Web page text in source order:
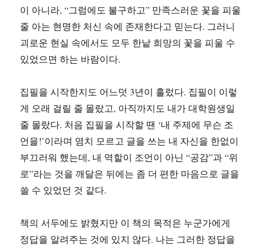
이 아니라, “그럼에도 불구하고” 만족스러운 꽃을 피울
줄 아는 현명한 처신 속에 존재한다고 믿는다. 그러니
괴로운 현실 속에서도 모두 한낱 희망의 꽃을 피울 수
있었으면 하는 바람이다.
집필을 시작한지도 어느덧 3년이 흘렀다. 집필이 이렇
게 오래 걸릴 줄 몰랐고, 아직까지도 내가 대학원생일
줄 몰랐다. 처음 집필을 시작할 땐 ‘내 주제에 무슨 조
언을!’이라며 염치 모르고 글을 쓰는 내 자신을 한없이
부끄러워 했는데, 내 역할이 조언이 아닌 “공감”과 “위
로”라는 것을 깨달은 뒤에는 좀 더 편한 마음으로 글을
쓸 수 있었던 것 같다.
책의 서두에도 밝혔지만 이 책의 목적은 누군가에게
정답을 알려주는 것에 있지 않다. 나는 그러한 정답을